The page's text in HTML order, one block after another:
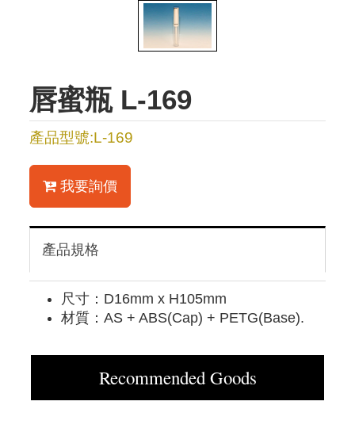
唇蜜瓶 L-169
產品型號:L-169
我要詢價
產品規格
尺寸：D16mm x H105mm
材質：AS + ABS(Cap) + PETG(Base).
Recommended Goods